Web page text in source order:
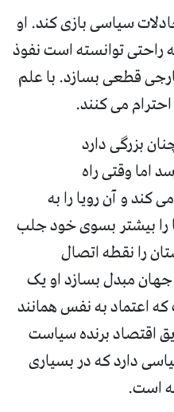
سیاسی بازی کند. او
توانسته است نفوذ
قطعی بسازد. با علم
می کنند.
بزرگی دارد
اما وقتی راه
و آن رویا را به
را بیشتر بسوی خود جلب
را نقطه اتصال
مبدل بسازد او یک
اعتماد به نفس همانند
اقتصاد برنده سیاست
دارد که در بسیاری
است.